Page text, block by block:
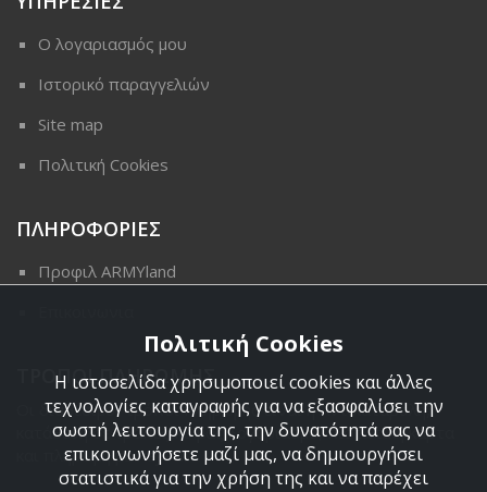
Ο λογαριασμός μου
Ιστορικό παραγγελιών
Site map
Πολιτική Cookies
ΠΛΗΡΟΦΟΡΙΕΣ
Προφιλ ARMYland
ΤΡΟΠΟΙ ΠΛΗΡΩΜΗΣ
Οι διαθέσιμοι τρόποι πληρωμής είναι η Αντικαταβολή,
κατάθεση σε τραπεζικό μας λογαριασμό, πιστωτική κάρτα
και πληρωμή με PayPal.
Πολιτική Cookies
Η ιστοσελίδα χρησιμοποιεί cookies και άλλες
τεχνολογίες καταγραφής για να εξασφαλίσει την
σωστή λειτουργία της, την δυνατότητά σας να
επικοινωνήσετε μαζί μας, να δημιουργήσει
στατιστικά για την χρήση της και να παρέχει